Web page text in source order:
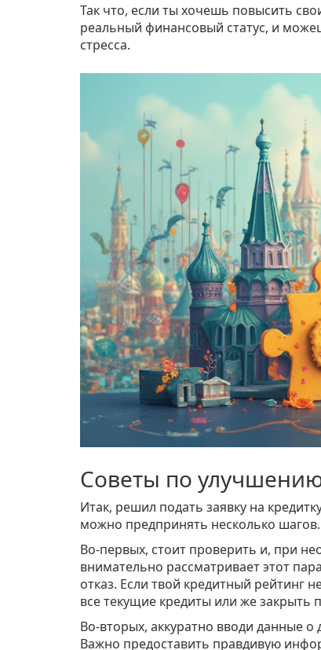
Так что, если ты хочешь повысить
реальный финансовый статус, и
стресса.
Советы по
Итак, решил подать заявку на
можно предпринять несколько шагов.
Во-первых, стоит проверить и, при
внимательно рассматривает этот
отказ. Если твой кредитный рейтинг
все текущие кредиты или же закрыть
Во-вторых, аккуратно вводи данные
Важно предоставить правдивую